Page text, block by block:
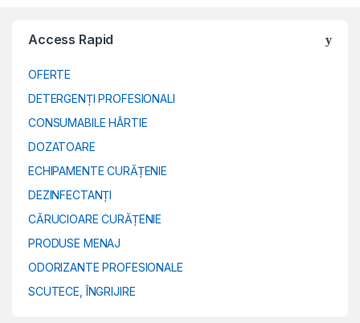
Access Rapid
OFERTE
DETERGENȚI PROFESIONALI
CONSUMABILE HÂRTIE
DOZATOARE
ECHIPAMENTE CURĂȚENIE
DEZINFECTANȚI
CĂRUCIOARE CURĂȚENIE
PRODUSE MENAJ
ODORIZANTE PROFESIONALE
SCUTECE, ÎNGRIJIRE